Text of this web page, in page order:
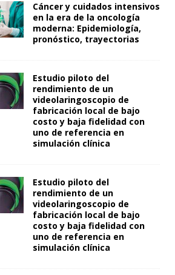
Cáncer y cuidados intensivos
en la era de la oncología
moderna: Epidemiología,
pronóstico, trayectorias
Estudio piloto del
rendimiento de un
videolaringoscopio de
fabricación local de bajo
costo y baja fidelidad con
uno de referencia en
simulación clínica
Estudio piloto del
rendimiento de un
videolaringoscopio de
fabricación local de bajo
costo y baja fidelidad con
uno de referencia en
simulación clínica